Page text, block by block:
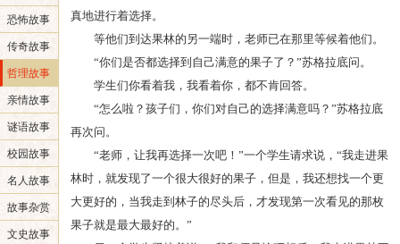
恐怖故事
传奇故事
哲理故事
亲情故事
谜语故事
校园故事
名人故事
故事杂赏
文史故事
真地进行着选择。
等他们到达果林的另一端时，老师已在那里等候着他们。
“你们是否都选择到自己满意的果子了？”苏格拉底问。
学生们你看着我，我看着你，都不肯回答。
“怎么啦？孩子们，你们对自己的选择满意吗？”苏格拉底
再次问。
“老师，让我再选择一次吧！”一个学生请求说，“我走进果
林时，就发现了一个很大很好的果子，但是，我还想找一个更
大更好的，当我走到林子的尽头后，才发现第一次看见的那枚
果子就是最大最好的。”